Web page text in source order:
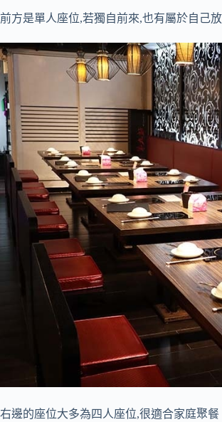
前方是單人座位,若獨自前來,也有屬於自己
右邊的座位大多為四人座位,很適合家庭聚